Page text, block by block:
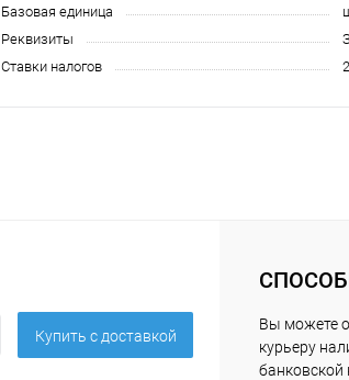
Базовая единица
Реквизиты
Ставки налогов
Купить c доставкой
Вы можете
курьеру
банковской